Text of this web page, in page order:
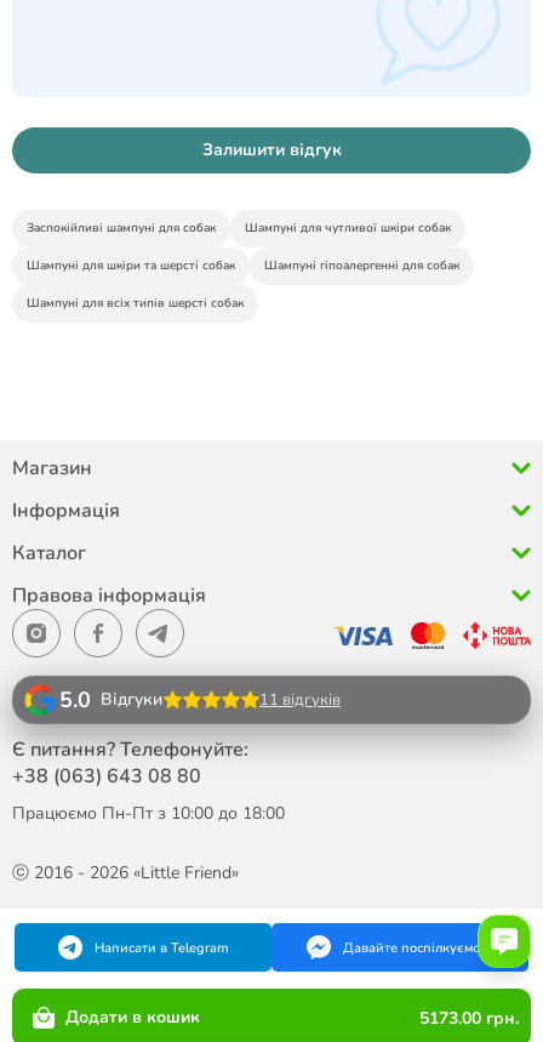
Залишити відгук
Заспокійливі шампуні для собак Шампуні для чутливої шкіри собак
Шампуні для шкіри та шерсті собак Шампуні гіпоалергенні для собак
Шампуні для всіх типів шерсті собак
Додати в кошик 5173.00 грн.
Магазин
Інформація
Каталог
Правова інформація
ⓒ 2016 - 2026 «Little Friend»
5.0 Відгуки 11 відгуків
Є питання? Телефонуйте:
+38 (063) 643 08 80
Працюємо Пн-Пт з 10:00 до 18:00
Написати в Telegram Давайте поспілкуємося